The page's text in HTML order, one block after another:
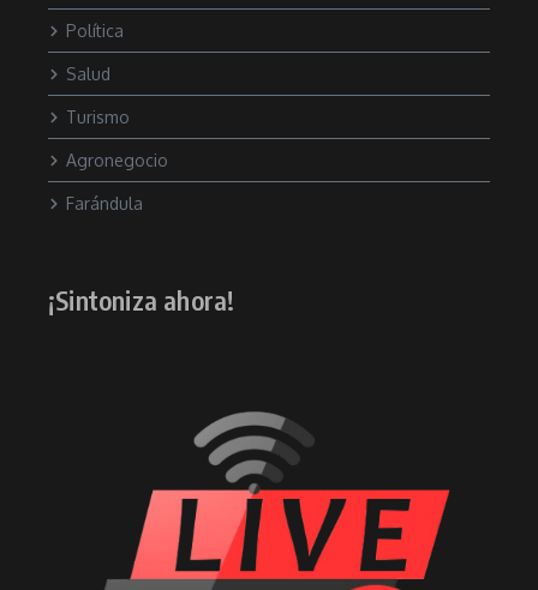
Política
Salud
Turismo
Agronegocio
Farándula
¡Sintoniza ahora!